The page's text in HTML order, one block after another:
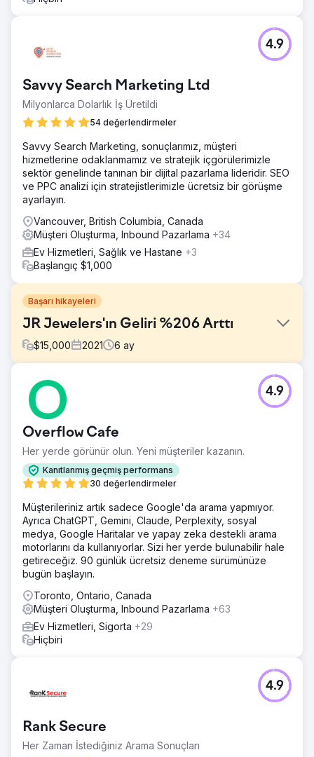
Savvy Search Marketing Ltd
Milyonlarca Dolarlık İş Üretildi
54 değerlendirmeler
4.9
Savvy Search Marketing, sonuçlarımız, müşteri
hizmetlerine odaklanmamız ve stratejik içgörülerimizle
sektör genelinde tanınan bir dijital pazarlama lideridir. SEO
ve PPC analizi için stratejistlerimizle ücretsiz bir görüşme
ayarlayın.
Vancouver, British Columbia, Canada
Müşteri Oluşturma, Inbound Pazarlama +34
Ev Hizmetleri, Sağlık ve Hastane +3
Başlangıç $1,000
Başarı hikayeleri
JR Jewelers'ın Geliri %206 Arttı
$15,000 2021 6 ay
Meydan Okuma
JR Kuyumcular pazarı doğal olarak rekabetçidir ve lüks
bir niş pazarda varlığını sürdürmektedir. Müşterilerle
güven oluşturmak ve potansiyel müşteri adayları ve
müşterilerle bağlantı kurmak zor oluyor. JR Jewelers,
GroupFractal ile çalışarak dönüşüm oranının neden düşük
performans gösterdiğini daha iyi anlamayı umuyordu.
Çözüm
artırmak için eşzamanlı iki katmanlı bir stratejiyi içeriyordu:
1- Organik ve ücretli kanallar için trafik edinimi. 2-
Davranış/dönüşüm katmanı. Kullanıcı deneyimine ve
dönüşüm hunisine odaklanarak web sitesindeki sayfaları
optimize ettik
Stratejik ve başarılı bir kampanya oluşturulacak temelin
oluşturulmasıyla ilk üç aydaki sonuçlar şunları içeriyor: E-
ticaret dönüşüm oranında %70 artış. E-ticaret işlemlerinde
%60 artış. Toplam web sitesi gelirinde %206 artış.
Overflow Cafe
Her yerde görünür olun. Yeni müşteriler kazanın.
Kanıtlanmış geçmiş performans
30 değerlendirmeler
4.9
Müşterileriniz artık sadece Google'da arama yapmıyor.
Ayrıca ChatGPT, Gemini, Claude, Perplexity, sosyal
medya, Google Haritalar ve yapay zeka destekli arama
motorlarını da kullanıyorlar. Sizi her yerde bulunabilir hale
getireceğiz. 90 günlük ücretsiz deneme sürümünüze
bugün başlayın.
Toronto, Ontario, Canada
Müşteri Oluşturma, Inbound Pazarlama +63
Ev Hizmetleri, Sigorta +29
Hiçbiri
Rank Secure
Her Zaman İstediğiniz Arama Sonuçları
4.9